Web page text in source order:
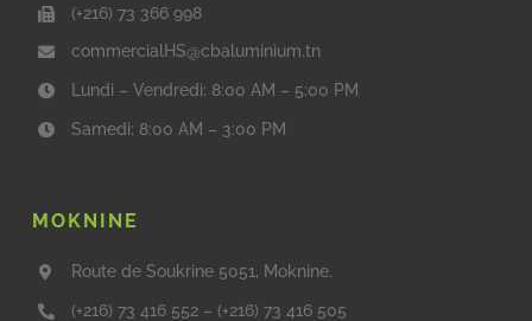
(+216) 73 366 998
commercialHS@cbaluminium.tn
Lundi – Vendredi: 8:00 AM – 5:00 PM
Samedi: 8:00 AM – 3:00 PM
MOKNINE
Route de Soukrine 5051, Moknine.
(+216) 73 416 552 – (+216) 73 416 505